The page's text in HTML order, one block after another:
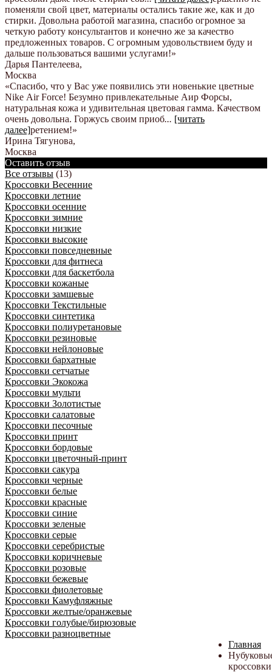
поменяли свой цвет, материалы остались такие же, как и до
стирки. Довольна работой магазина, спасибо огромное за
четкую работу консультантов и конечно же за качество
предложенных товаров. С огромным удовольствием буду и
дальше пользоваться вашими услугами!»
Дарья Пантелеева,
Москва
«Спасибо, что у Вас уже появились эти новенькие цветные
Nike Аir Force! Безумно привлекательные Аир Форсы,
натуральная кожа и удивительная цветовая гамма. Качеством
очень довольна. Горжусь своим приоб... [читать
далее]ретением!»
Ирина Тягунова,
Москва
Оставить отзыв
Все отзывы (13)
Кроссовки Весенние
Кроссовки летние
Кроссовки осенние
Кроссовки зимние
Кроссовки низкие
Кроссовки высокие
Кроссовки повседневные
Кроссовки для фитнеса
Кроссовки для баскетбола
Кроссовки кожаные
Кроссовки замшевые
Кроссовки Текстильные
Кроссовки синтетика
Кроссовки полиуретановые
Кроссовки резиновые
Кроссовки нейлоновые
Кроссовки бархатные
Кроссовки сетчатые
Кроссовки Экокожа
Кроссовки мульти
Кроссовки Золотистые
Кроссовки салатовые
Кроссовки песочные
Кроссовки принт
Кроссовки бордовые
Кроссовки цветочный-принт
Кроссовки сакура
Кроссовки черные
Кроссовки белые
Кроссовки красные
Кроссовки синие
Кроссовки зеленые
Кроссовки серые
Кроссовки серебристые
Кроссовки коричневые
Кроссовки розовые
Кроссовки бежевые
Кроссовки фиолетовые
Кроссовки Камуфляжные
Кроссовки желтые/оранжевые
Кроссовки голубые/бирюзовые
Кроссовки разноцветные
Главная
кроссовки